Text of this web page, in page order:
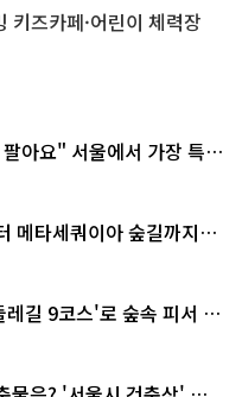
키즈카페·어린이 체력장
아요" 서울에서 가장 특별
메타세쿼이아 숲길까지…
길 9코스'로 숲속 피서 떠